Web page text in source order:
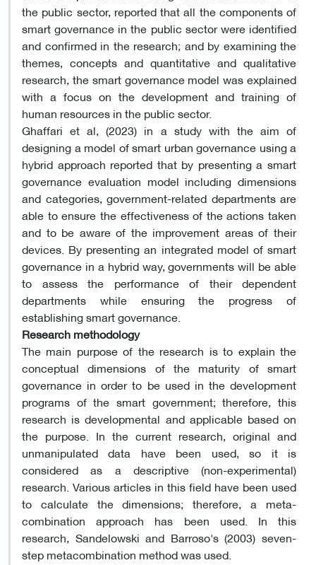
the public sector, reported that all the components of
smart governance in the public sector were identified
and confirmed in the research; and by examining the
themes, concepts and quantitative and qualitative
research, the smart governance model was explained
with a focus on the development and training of
human resources in the public sector.
Ghaffari et al, (2023) in a study with the aim of
designing a model of smart urban governance using a
hybrid approach reported that by presenting a smart
governance evaluation model including dimensions
and categories, government-related departments are
able to ensure the effectiveness of the actions taken
and to be aware of the improvement areas of their
devices. By presenting an integrated model of smart
governance in a hybrid way, governments will be able
to assess the performance of their dependent
departments while ensuring the progress of
establishing smart governance.
Research methodology
The main purpose of the research is to explain the
conceptual dimensions of the maturity of smart
governance in order to be used in the development
programs of the smart government; therefore, this
research is developmental and applicable based on
the purpose. In the current research, original and
unmanipulated data have been used, so it is
considered as a descriptive (non-experimental)
research. Various articles in this field have been used
to calculate the dimensions; therefore, a meta-
combination approach has been used. In this
research, Sandelowski and Barroso's (2003) seven-
step metacombination method was used.